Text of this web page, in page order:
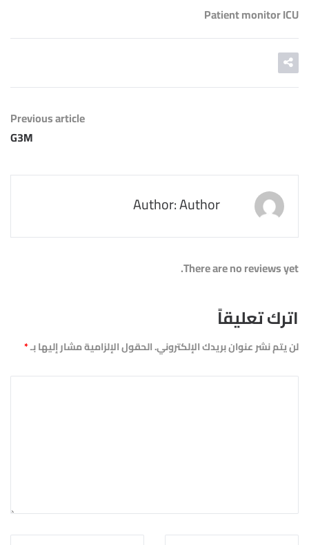
Patient monitor ICU
Previous article
G3M
Author: Author
There are no reviews yet.
اترك تعليقاً
لن يتم نشر عنوان بريدك الإلكتروني.الحقول الإلزامية مشار إليها بـ*